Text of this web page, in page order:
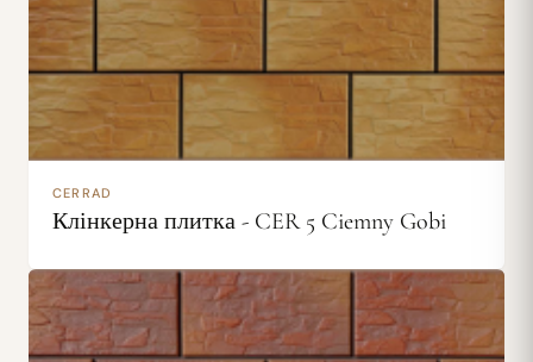
CERRAD
Клінкерна плитка - CER 5 Ciemny Gobi